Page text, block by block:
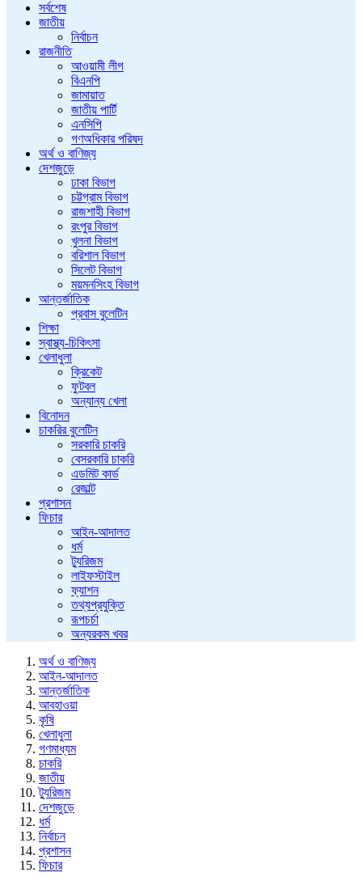
সর্বশেষ
জাতীয়
নির্বাচন
রাজনীতি
আওয়ামী লীগ
বিএনপি
জামায়াত
জাতীয় পার্টি
এনসিপি
গণঅধিকার পরিষদ
অর্থ ও বাণিজ্য
দেশজুড়ে
ঢাকা বিভাগ
চট্টগ্রাম বিভাগ
রাজশাহী বিভাগ
রংপুর বিভাগ
খুলনা বিভাগ
বরিশাল বিভাগ
সিলেট বিভাগ
ময়মনসিংহ বিভাগ
আন্তর্জাতিক
প্রবাস বুলেটিন
শিক্ষা
স্বাস্থ্য-চিকিৎসা
খেলাধুলা
ক্রিকেট
ফুটবল
অন্যান্য খেলা
বিনোদন
চাকরির বুলেটিন
সরকারি চাকরি
বেসরকারি চাকরি
এডমিট কার্ড
রেজাল্ট
প্রশাসন
ফিচার
আইন-আদালত
ধর্ম
ট্যুরিজম
লাইফস্টাইল
ফ্যাশন
তথ্যপ্রযুক্তি
রূপচর্চা
অন্যরকম খবর
অর্থ ও বাণিজ্য
আইন-আদালত
আন্তর্জাতিক
আবহাওয়া
কৃষি
খেলাধুলা
গণমাধ্যম
চাকরি
জাতীয়
ট্যুরিজম
দেশজুড়ে
ধর্ম
নির্বাচন
প্রশাসন
ফিচার